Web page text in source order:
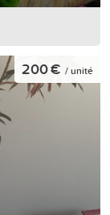
200 € / unité